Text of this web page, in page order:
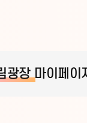
광장 마이페이